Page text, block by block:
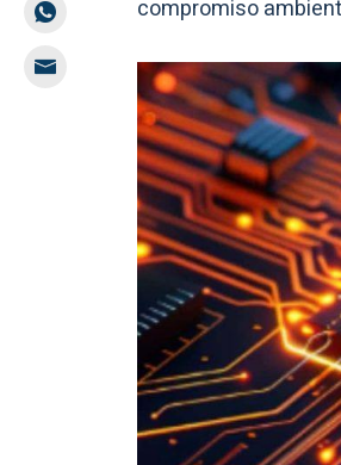
compromiso